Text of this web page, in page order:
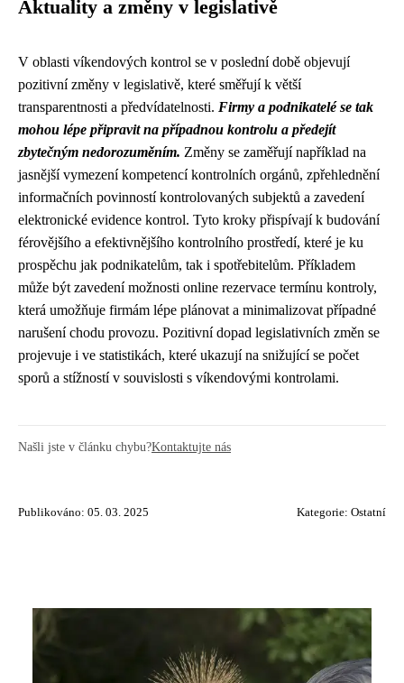
Aktuality a změny v legislativě
V oblasti víkendových kontrol se v poslední době objevují
pozitivní změny v legislativě, které směřují k větší
transparentnosti a předvídatelnosti. Firmy a podnikatelé se tak
mohou lépe připravit na případnou kontrolu a předejít
zbytečným nedorozuměním. Změny se zaměřují například na
jasnější vymezení kompetencí kontrolních orgánů, zpřehlednění
informačních povinností kontrolovaných subjektů a zavedení
elektronické evidence kontrol. Tyto kroky přispívají k budování
férovějšího a efektivnějšího kontrolního prostředí, které je ku
prospěchu jak podnikatelům, tak i spotřebitelům. Příkladem
může být zavedení možnosti online rezervace termínu kontroly,
která umožňuje firmám lépe plánovat a minimalizovat případné
narušení chodu provozu. Pozitivní dopad legislativních změn se
projevuje i ve statistikách, které ukazují na snižující se počet
sporů a stížností v souvislosti s víkendovými kontrolami.
Našli jste v článku chybu?Kontaktujte nás
Publikováno: 05. 03. 2025 Kategorie: Ostatní